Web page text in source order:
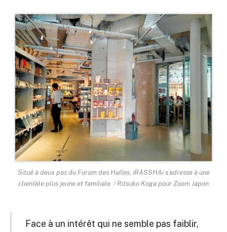
Situé à deux pas du Forum des Halles, iRASSHAi s’adresse à une
clientèle plus jeune et familiale. / Ritsuko Koga pour Zoom Japon
Face à un intérêt qui ne semble pas faiblir,